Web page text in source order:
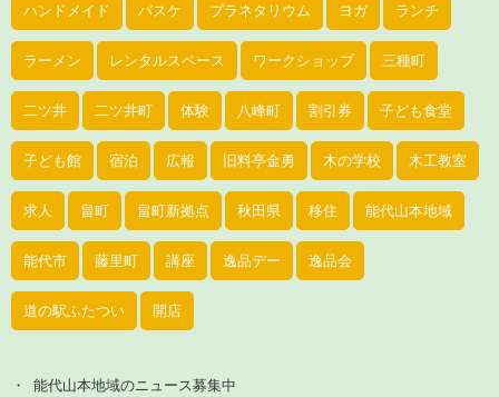
ハンドメイド バスケ プラネタリウム ヨガ ランチ
ラーメン レンタルスペース ワークショップ 三種町
二ツ井 二ツ井町 体験 八峰町 割引券 子ども食堂
子ども館 宿泊 広報 旧料亭金勇 木の学校 木工教室
求人 畠町 畠町新拠点 秋田県 移住 能代山本地域
能代市 藤里町 講座 逸品デー 逸品会
道の駅ふたつい 開店
能代山本地域のニュース募集中